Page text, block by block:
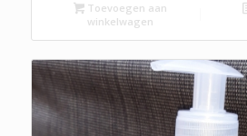
Toevoegen aan
winkelwagen